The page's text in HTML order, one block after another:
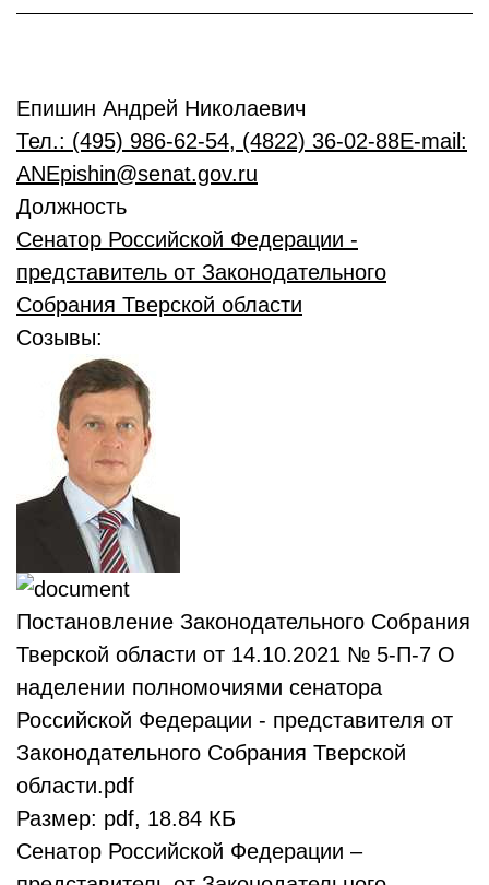
Епишин Андрей Николаевич
Тел.: (495) 986-62-54, (4822) 36-02-88E-mail:
ANEpishin@senat.gov.ru
Должность
Сенатор Российской Федерации -
представитель от Законодательного
Собрания Тверской области
Созывы:
Постановление Законодательного Собрания
Тверской области от 14.10.2021 № 5-П-7 О
наделении полномочиями сенатора
Российской Федерации - представителя от
Законодательного Собрания Тверской
области.pdf
Размер: pdf, 18.84 КБ
Сенатор Российской Федерации –